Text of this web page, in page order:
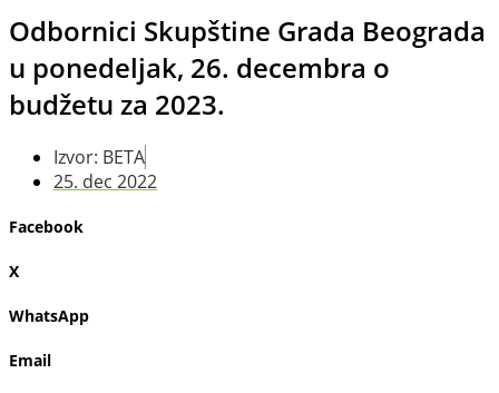
Odbornici Skupštine Grada Beograda
u ponedeljak, 26. decembra o
budžetu za 2023.
Izvor: BETA
25. dec 2022
Facebook
X
WhatsApp
Email